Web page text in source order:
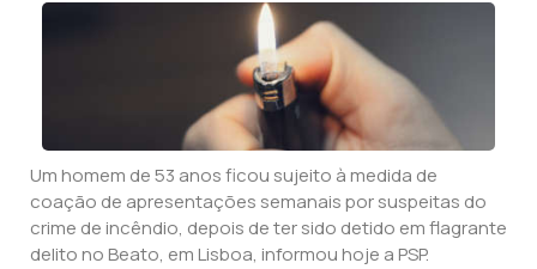
Um homem de 53 anos ficou sujeito à medida de
coação de apresentações semanais por suspeitas do
crime de incêndio, depois de ter sido detido em flagrante
delito no Beato, em Lisboa, informou hoje a PSP.